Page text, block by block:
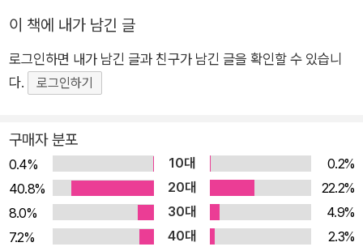
단계에서 자신의 실력을 정확하게 점검하고, 실전 감각을 극대화
할 수 있습니다. 5. 토익 실전 대비에 최적화된 다양한 버전의 M
P3 제공! 1) 실제 토익 시험의 발음과 속도를 완벽 반영한 [문제
풀이 MP3] 토익 시험에 나오는 미국, 영국, 호주, 캐나다식의 다
3’로 실전 리스닝의 완벽 대비가 가능합니다. 2) 어려운 난이도의
시험까지 대비 가능한 [고속 버전 MP3] 음성 속도가 빨라지는
최신 경향을 반영한 '고속 버전 MP3'로 어려운 난이도의 시험까
지 대비하여 고득점 달성이 가능합니다. 6. 지문과 문제의 완벽한
이해를 위한 꼼꼼한 해설 제공! 1) Part 1&2 문제와 Part 3&4
이 책에 내가 남긴 글
로그인하면 내가 남긴 글과 친구가 남긴 글을 확인할 수 있습니
다.
로그인하기
구매자 분포
0.4% 10대
0.2%
40.8%
20대
22.2%
8.0%
30대
4.9%
7.2%
40대
2.3%